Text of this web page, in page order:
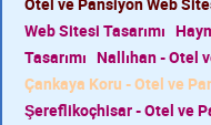
Web Sitesi Tasarımı
Tasarımı Nallıhan - Otel
Çankaya Koru - Otel ve
Şereflikoçhisar - Otel ve